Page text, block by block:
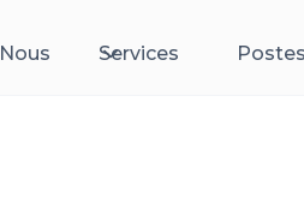
Nous Services